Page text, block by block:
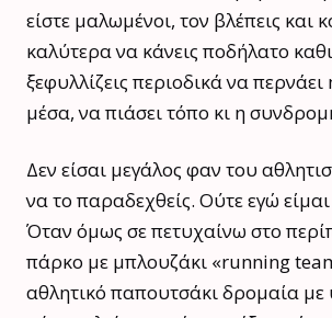
είστε μαλωμένοι, τον βλέπεις και
καλύτερα να κάνεις ποδήλατο
ξεφυλλίζεις περιοδικά να
μέσα, να πιάσει τόπο κι η
Δεν είσαι μεγάλος φαν του
να το παραδεχθείς. Ούτε εγώ είμαι
Όταν όμως σε πετυχαίνω στο
πάρκο με μπλουζάκι «running
αθλητικό παπουτσάκι δρομαία με